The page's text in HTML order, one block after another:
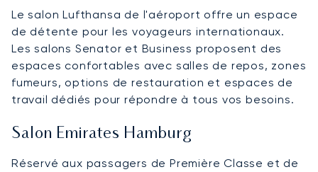
Le salon Lufthansa de l'aéroport offre un espace
de détente pour les voyageurs internationaux.
Les salons Senator et Business proposent des
espaces confortables avec salles de repos, zones
fumeurs, options de restauration et espaces de
travail dédiés pour répondre à tous vos besoins.
Salon Emirates Hamburg
Réservé aux passagers de Première Classe et de